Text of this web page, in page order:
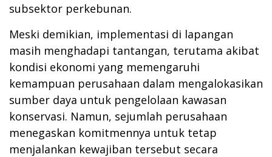
subsektor perkebunan.
Meski demikian, implementasi di lapangan
masih menghadapi tantangan, terutama akibat
kondisi ekonomi yang memengaruhi
kemampuan perusahaan dalam mengalokasikan
sumber daya untuk pengelolaan kawasan
konservasi. Namun, sejumlah perusahaan
menegaskan komitmennya untuk tetap
menjalankan kewajiban tersebut secara